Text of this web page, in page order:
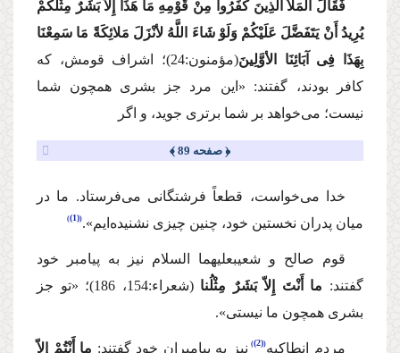
فَقَالَ الْمَلأ الَّذِینَ كَفَرُوا مِنْ قَوْمِهِ مَا هَذَا إِلاّ بَشَرٌ مِثْلُكُمْ
یُرِیدُ أَنْ یَتَفَضَّلَ عَلَیْكُمْ وَلَوْ شَاءَ اللَّهُ لأنْزَلَ مَلائِكَةً مَا سَمِعْنَا
بِهَذَا فِی آبَائِنَا الأوَّلِینَ(مؤمنون:24)؛
اشراف قومش، كه
كافر بودند، گفتند: «این مرد جز بشری همچون شما
نیست؛ می‌خواهد بر شما برتری جوید، و اگر
﴿ صفحه 89 ﴾
خدا می‌خواست، قطعاً فرشتگانی می‌فرستاد. ما در
میان پدران نخستین خود، چنین چیزی نشنیده‌ایم». (1)
قوم صالح و شعیبعلیهما السلام نیز به پیامبر خود
گفتند: ما أَنْتَ إِلاّ بَشَرٌ مِثْلُنا (شعراء:154، 186)؛
«تو جز
بشری همچون ما نیستی».
مردم انطاكیه (2) نیز به پیامبران خود ‌گفتند: ما أَنْتُمْ إِلاّ